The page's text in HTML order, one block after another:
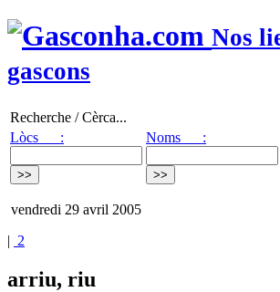
Nos
gascons
Recherche / Cèrca...
Lòcs :
Noms :
vendredi 29 avril 2005
| 2
arriu, riu